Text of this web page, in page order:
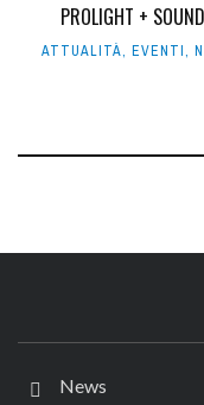
PROLIGHT +
ATTUALITÀ, EVENTI,
News